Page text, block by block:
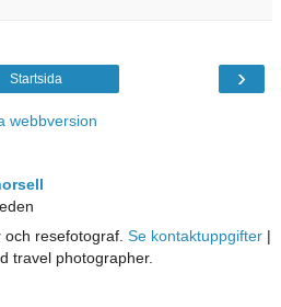
›
Startsida
webbversion
resefotograf. Se kontaktuppgifter|
travel photographer.